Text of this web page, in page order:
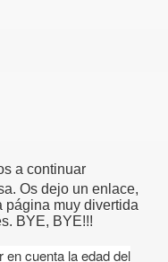
a continuar
Os dejo un enlace,
página muy divertida
BYE, BYE!!!
cuenta la edad del